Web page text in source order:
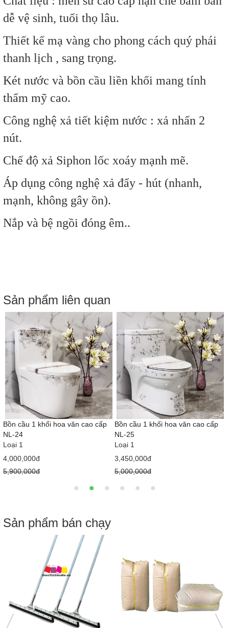
dễ vệ sinh, tuổi thọ lâu.
Thiết kế mạ vàng cho phong cách quý phái
thanh lịch , sang trọng.
Két nước và bồn cầu liền khối mang tính
thẩm mỹ cao.
Công nghệ xả tiết kiệm nước : xả nhấn 2
nút.
Chế độ xả Siphon lốc xoáy mạnh mẽ.
Áp dụng công nghệ xả đẩy - hút (nhanh,
mạnh, không gây ồn).
Nắp và bệ ngồi đóng êm..
Sản phẩm liên quan
Bồn cầu 1 khối hoa văn cao cấp
NL-26
Loại 1
3,450,000đ
5,000,000đ
Bồn cầu 1 khối hoa văn cao cấp
NL-27
Loại 1
3,450,000đ
5,000,000đ
Sản phẩm bán chạy